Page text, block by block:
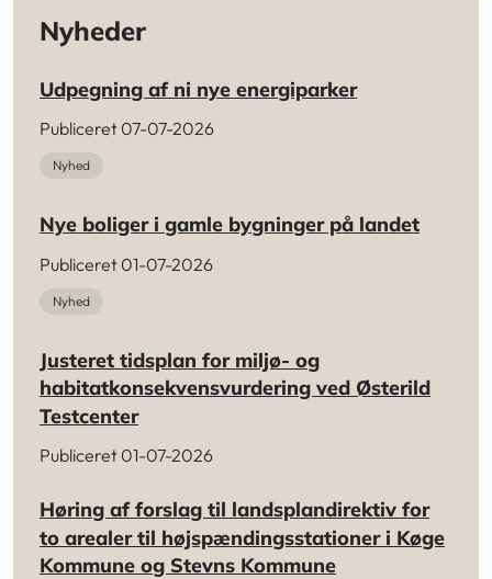
Nyheder
Udpegning af ni nye energiparker
Publiceret 07-07-2026
Nyhed
Nye boliger i gamle bygninger på landet
Publiceret 01-07-2026
Nyhed
Justeret tidsplan for miljø- og
habitatkonsekvensvurdering ved Østerild
Testcenter
Publiceret 01-07-2026
Høring af forslag til landsplandirektiv for
to arealer til højspændingsstationer i Køge
Kommune og Stevns Kommune